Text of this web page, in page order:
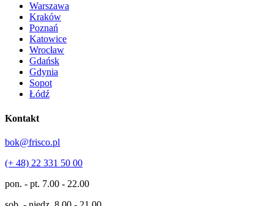
Warszawa
Kraków
Poznań
Katowice
Wrocław
Gdańsk
Gdynia
Sopot
Łódź
Kontakt
bok@frisco.pl
(+ 48) 22 331 50 00
pon. - pt. 7.00 - 22.00